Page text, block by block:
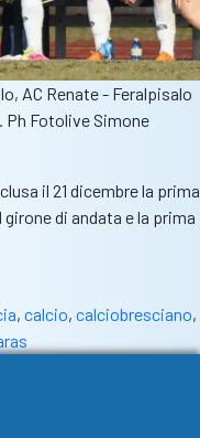
AC Renate - Feralpisalo
Ph Fotolive Simone
il 21 dicembre la prima
di andata e la prima
, calcio, calciobresciano,